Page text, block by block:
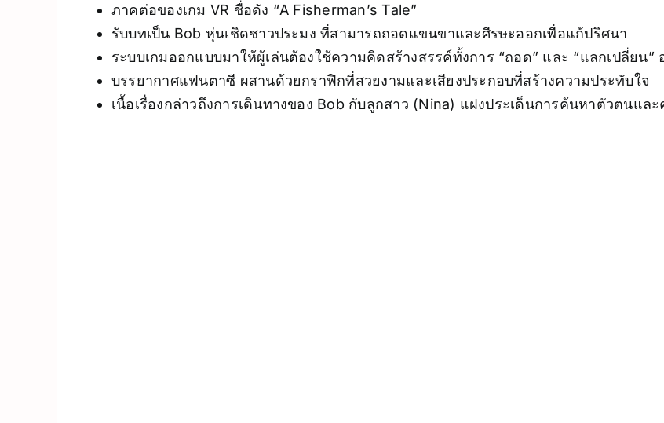
ภาคต่อของเกม VR ชื่อดัง “A Fisherman’s Tale”
รับบทเป็น Bob หุ่นเชิดชาวประมง ที่สามารถถอดแขนขาและศีรษะออกเพื่อแก้ปริศนา
ระบบเกมออกแบบมาให้ผู้เล่นต้องใช้ความคิดสร้างสรรค์ทั้งการ “ถอด” และ “แลกเปลี่ยน”
บรรยากาศแฟนตาซี ผสานด้วยกราฟิกที่สวยงามและเสียงประกอบที่สร้างความประทับใจ
เนื้อเรื่องกล่าวถึงการเดินทางของ Bob กับลูกสาว (Nina) แฝงประเด็นการค้นหาตัวตนแล